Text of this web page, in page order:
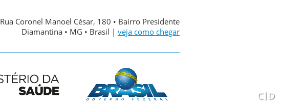
Rua Coronel Manoel César, 180 • Bairro Presidente
Diamantina • MG • Brasil | veja como chegar